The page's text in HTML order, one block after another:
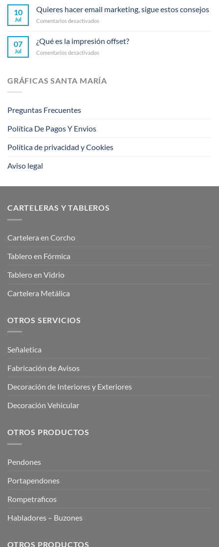
ejemplos
de
ambient
que
barreras
10
Jul
Quieres hacer email marketing, sigue estos consejos
Comentarios desactivados
email
marketing,
consejos
07
Jul
¿Qué es la impresión offset?
Comentarios desactivados
la
impresión
GRÁFICAS SANTA MARÍA
Preguntas Frecuentes
Política De Pagos Y Envios
Política de privacidad y Cookies
Aviso legal
CARTELERAS Y TABLEROS
Cartelera en Corcho
Tablero en Fórmica
Tablero en Vidrio
Cartelera Metálica
OTROS SERVICIOS
Señaletica
Fabricación de Avisos
Decoración de Interiores y Exteriores
Decoración Vehicular
OTROS PRODUCTOS
Pendones
Portapendones
Rompetraficos
Habladores – Buzones
OTROS PRODUCTOS